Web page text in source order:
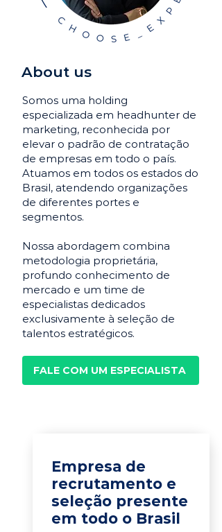
About us
Somos uma holding
especializada em headhunter de
marketing, reconhecida por
elevar o padrão de contratação
de empresas em todo o país.
Atuamos em todos os estados do
Brasil, atendendo organizações
de diferentes portes e
segmentos.
Nossa abordagem combina
metodologia proprietária,
profundo conhecimento de
mercado e um time de
especialistas dedicados
exclusivamente à seleção de
talentos estratégicos.
FALE COM UM ESPECIALISTA
Empresa de
recrutamento e
seleção presente
em todo o Brasil